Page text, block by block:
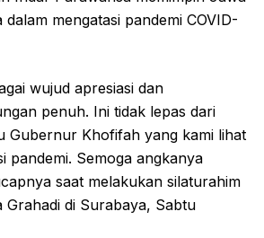
mengatasi pandemi COVID-
wujud apresiasi dan
penuh. Ini tidak lepas dari
Gubernur Khofifah yang kami lihat
pandemi. Semoga angkanya
saat melakukan silaturahim
Grahadi di Surabaya, Sabtu